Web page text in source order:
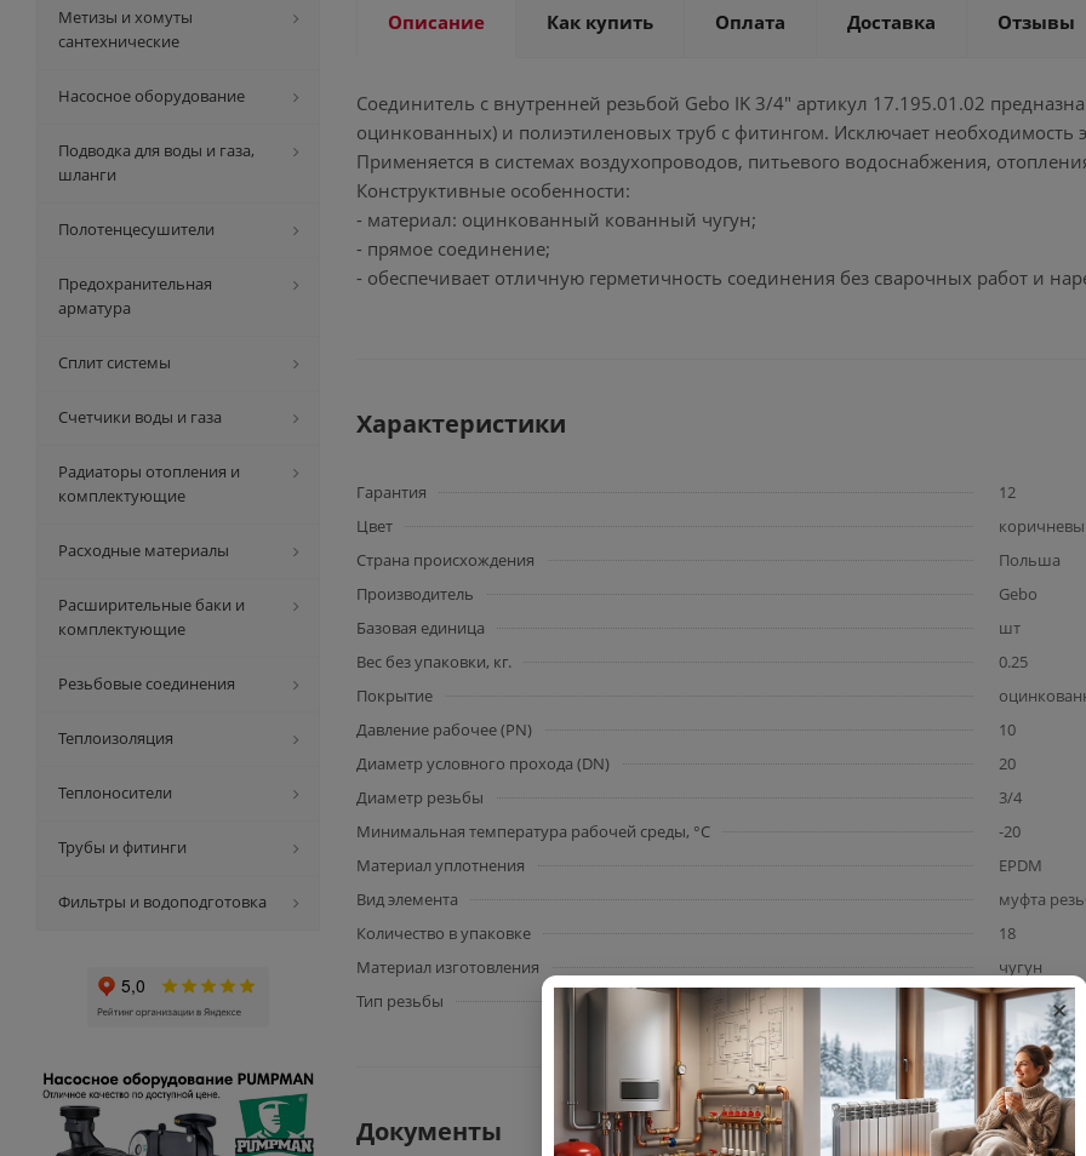
Описание Как купить Оплата Доставка Отзывы
Соединитель с внутренней резьбой Gebo IK 3/4" артикул 17.195.01.02
оцинкованных) и полиэтиленовых труб с фитингом. Исключает необходимость
Применяется в системах воздухопроводов, питьевого водоснабжения,
Конструктивные особенности:
- материал: оцинкованный кованный чугун;
- прямое соединение;
- обеспечивает отличную герметичность соединения без сварочных работ и
Характеристики
Гарантия
12
Цвет
Страна происхождения
Польша
Производитель
Gebo
Базовая единица
шт
Вес без упаковки, кг.
0.25
Покрытие
Давление рабочее (PN)
10
Диаметр условного прохода (DN)
20
Диаметр резьбы
3/4
Минимальная температура рабочей среды, °C
-20
Материал уплотнения
EPDM
Вид элемента
муфта
Количество в упаковке
18
Материал изготовления
чугун
Тип резьбы
вн.
Документы
Метизы и хомуты
сантехнические
Насосное оборудование
Подводка для воды и газа,
шланги
Полотенцесушители
Предохранительная
арматура
Сплит системы
Счетчики воды и газа
Радиаторы отопления и
комплектующие
Расходные материалы
Расширительные баки и
комплектующие
Резьбовые соединения
Теплоизоляция
Теплоносители
Трубы и фитинги
Фильтры и водоподготовка
×